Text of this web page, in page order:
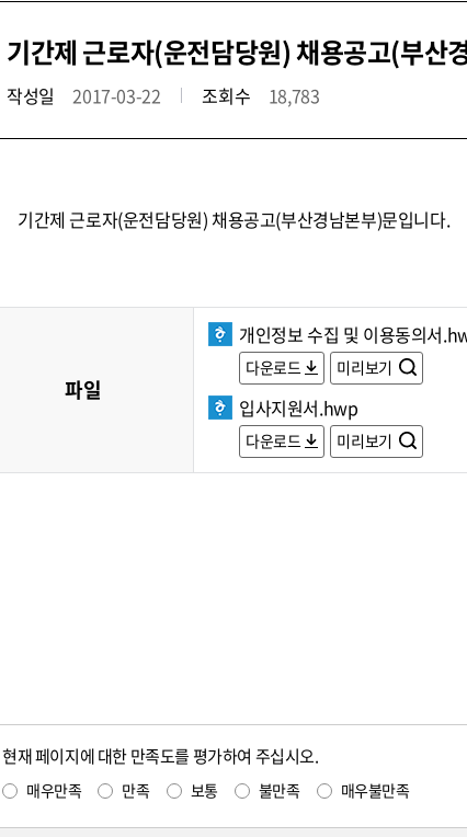
기간제 근로자(운전담당원) 채용공고(부산
작성일 2017-03-22 조회수 18,783
기간제 근로자(운전담당원) 채용공고(부산경남본부)문입니다.
파일
개인정보 수집 및 이용동의서
다운로드 미리보기
입사지원서.hwp
다운로드 미리보기
현재 페이지에 대한 만족도를 평가하여 주십시오.
매우만족 만족 보통 불만족 매우불만족